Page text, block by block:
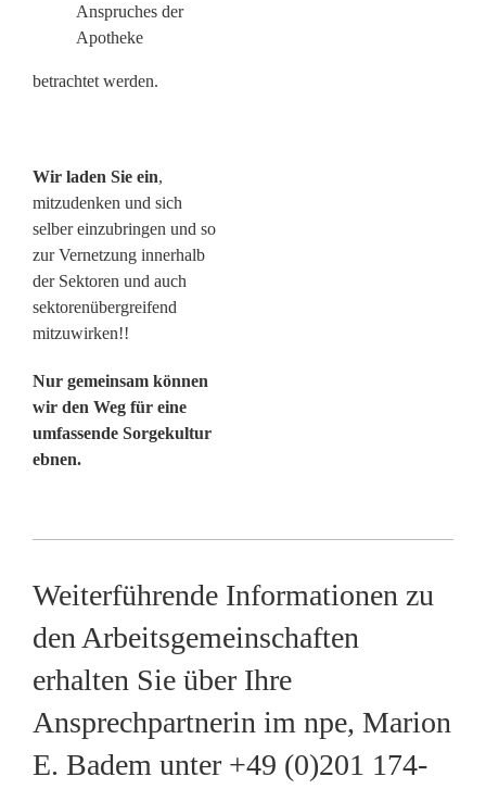
Anspruches der
Apotheke
betrachtet werden.
Wir laden Sie ein,
mitzudenken und sich
selber einzubringen und so
zur Vernetzung innerhalb
der Sektoren und auch
sektorenübergreifend
mitzuwirken!!
Nur gemeinsam können
wir den Weg für eine
umfassende Sorgekultur
ebnen.
Weiterführende Informationen zu
den Arbeitsgemeinschaften
erhalten Sie über Ihre
Ansprechpartnerin im npe, Marion
E. Badem unter +49 (0)201 174-